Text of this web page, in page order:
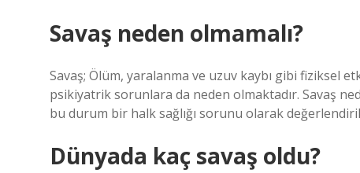
Savaş neden olmamalı?
Savaş; Ölüm, yaralanma ve uzuv kaybı gibi fiziksel
psikiyatrik sorunlara da neden olmaktadır. Savaş
bu durum bir halk sağlığı sorunu olarak
Dünyada kaç savaş oldu?